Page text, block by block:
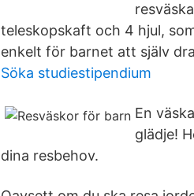
teleskopskaft och 4 hjul,
enkelt för barnet att själv
Söka studiestipendium
En
glädje!
dina resbehov.